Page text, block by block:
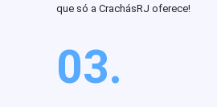
que só a CrachásRJ oferece!
03.